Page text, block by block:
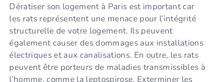
Dératiser son logement à Paris est important car
les rats représentent une menace pour l’intégrité
structurelle de votre logement. Ils peuvent
également causer des dommages aux installations
électriques et aux canalisations. En outre, les rats
peuvent être porteurs de maladies transmissibles à
l’homme, comme la leptospirose. Exterminer les